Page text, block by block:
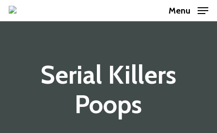
Skip
to
Menu
Serial Killers
Poops